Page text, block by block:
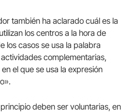
también ha aclarado cuál es la
los centros a la hora de
los casos se usa la palabra
actividades complementarias,
el que se usa la expresión
deben ser voluntarias, en